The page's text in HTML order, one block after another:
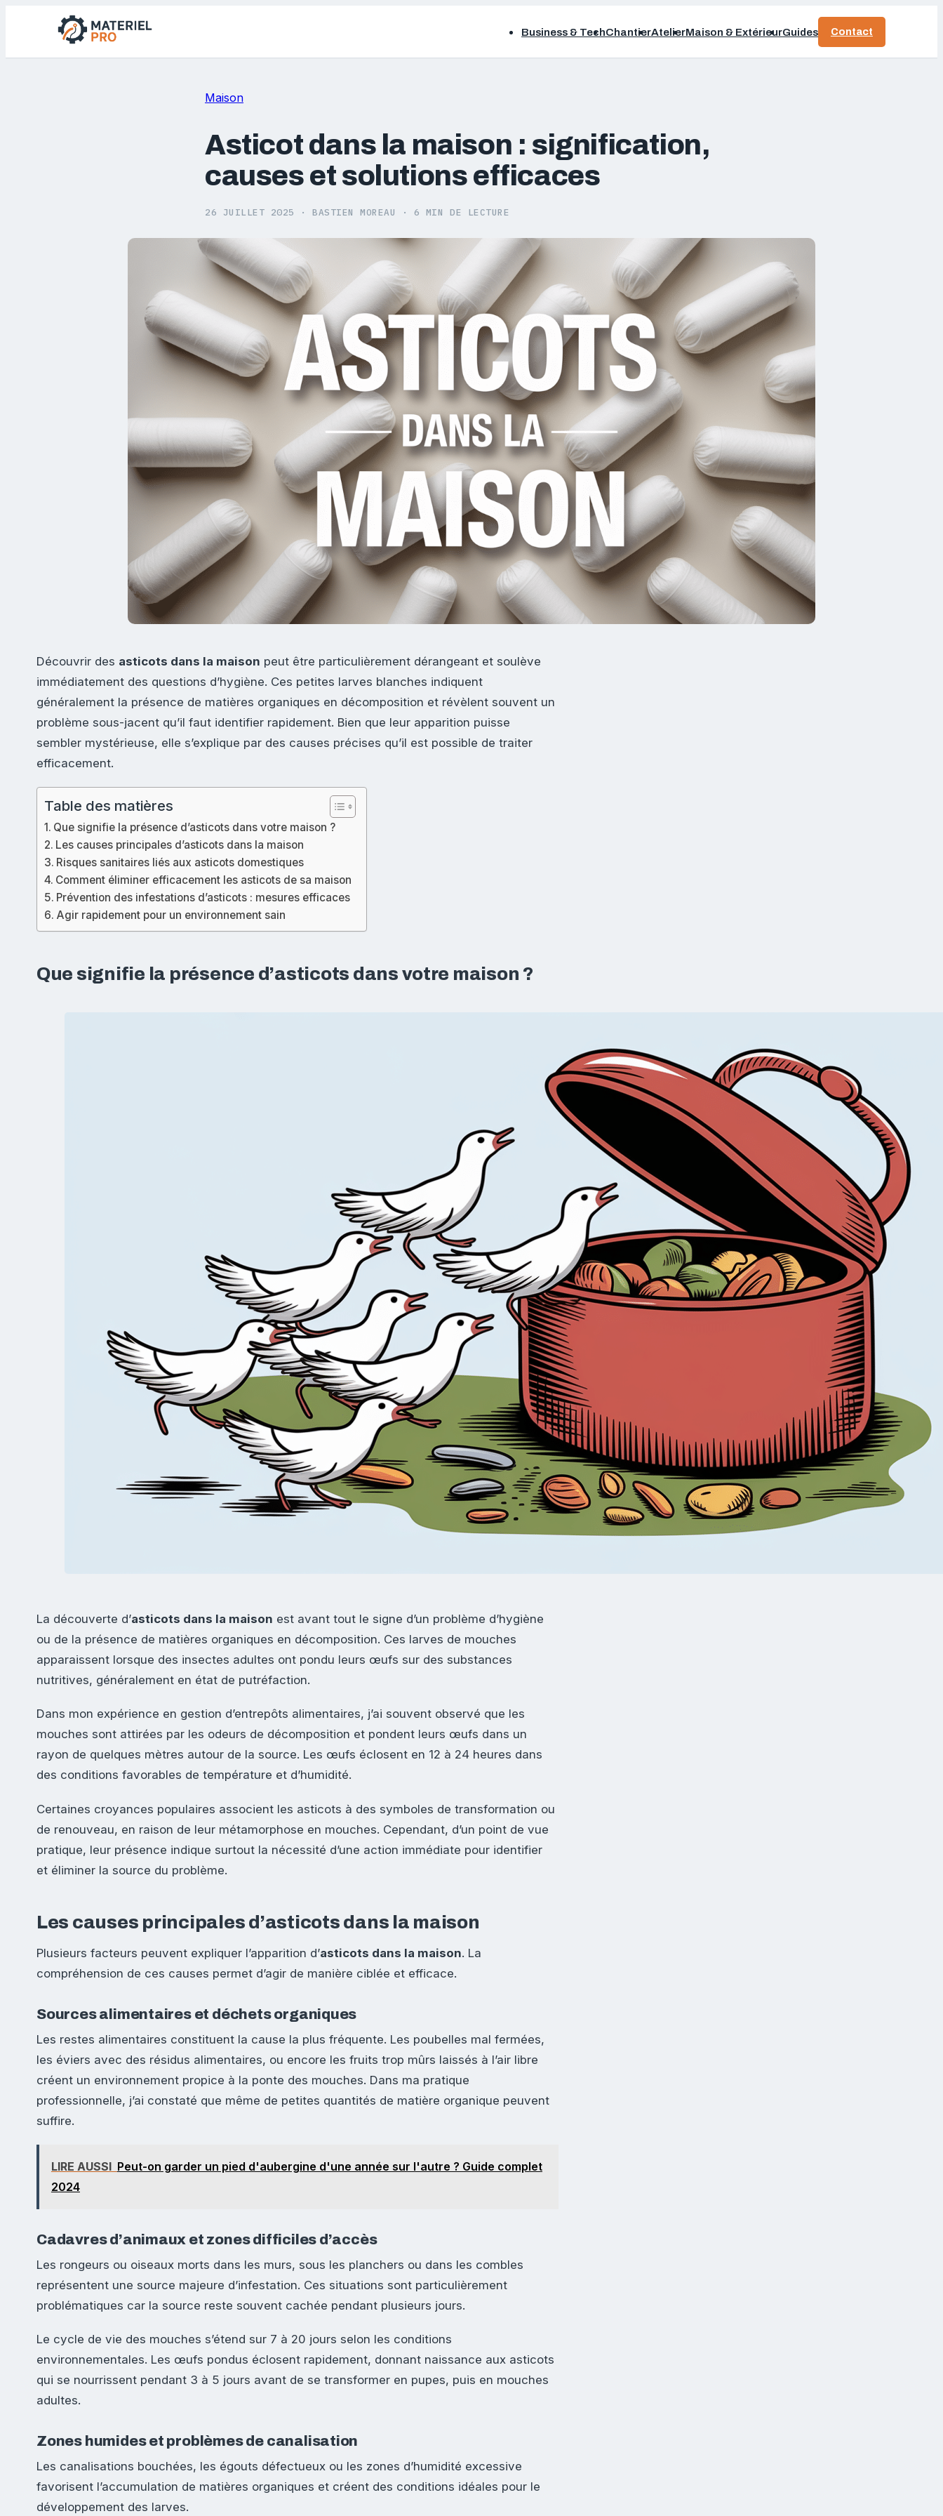
Business & TechChantierAtelierMaison & ExtérieurGuides Contact
Maison
Asticot dans la maison : signification,
causes et solutions efficaces
26 JUILLET 2025 · BASTIEN MOREAU · 6 MIN DE LECTURE
Découvrir des asticots dans la maison peut être particulièrement dérangeant et soulève
immédiatement des questions d’hygiène. Ces petites larves blanches indiquent
généralement la présence de matières organiques en décomposition et révèlent souvent un
problème sous-jacent qu’il faut identifier rapidement. Bien que leur apparition puisse
sembler mystérieuse, elle s’explique par des causes précises qu’il est possible de traiter
efficacement.
Table des matières
Que signifie la présence d’asticots dans votre maison ?
Les causes principales d’asticots dans la maison
Risques sanitaires liés aux asticots domestiques
Comment éliminer efficacement les asticots de sa maison
Prévention des infestations d’asticots : mesures efficaces
Agir rapidement pour un environnement sain
Que signifie la présence d’asticots dans votre maison ?
La découverte d’asticots dans la maison est avant tout le signe d’un problème d’hygiène
ou de la présence de matières organiques en décomposition. Ces larves de mouches
apparaissent lorsque des insectes adultes ont pondu leurs œufs sur des substances
nutritives, généralement en état de putréfaction.
Dans mon expérience en gestion d’entrepôts alimentaires, j’ai souvent observé que les
mouches sont attirées par les odeurs de décomposition et pondent leurs œufs dans un
rayon de quelques mètres autour de la source. Les œufs éclosent en 12 à 24 heures dans
des conditions favorables de température et d’humidité.
Certaines croyances populaires associent les asticots à des symboles de transformation ou
de renouveau, en raison de leur métamorphose en mouches. Cependant, d’un point de vue
pratique, leur présence indique surtout la nécessité d’une action immédiate pour identifier
et éliminer la source du problème.
Les causes principales d’asticots dans la maison
Plusieurs facteurs peuvent expliquer l’apparition d’asticots dans la maison. La
compréhension de ces causes permet d’agir de manière ciblée et efficace.
Sources alimentaires et déchets organiques
Les restes alimentaires constituent la cause la plus fréquente. Les poubelles mal fermées,
les éviers avec des résidus alimentaires, ou encore les fruits trop mûrs laissés à l’air libre
créent un environnement propice à la ponte des mouches. Dans ma pratique
professionnelle, j’ai constaté que même de petites quantités de matière organique peuvent
suffire.
LIRE AUSSI Peut-on garder un pied d'aubergine d'une année sur l'autre ? Guide complet
2024
Cadavres d’animaux et zones difficiles d’accès
Les rongeurs ou oiseaux morts dans les murs, sous les planchers ou dans les combles
représentent une source majeure d’infestation. Ces situations sont particulièrement
problématiques car la source reste souvent cachée pendant plusieurs jours.
Le cycle de vie des mouches s’étend sur 7 à 20 jours selon les conditions
environnementales. Les œufs pondus éclosent rapidement, donnant naissance aux asticots
qui se nourrissent pendant 3 à 5 jours avant de se transformer en pupes, puis en mouches
adultes.
Zones humides et problèmes de canalisation
Les canalisations bouchées, les égouts défectueux ou les zones d’humidité excessive
favorisent l’accumulation de matières organiques et créent des conditions idéales pour le
développement des larves.